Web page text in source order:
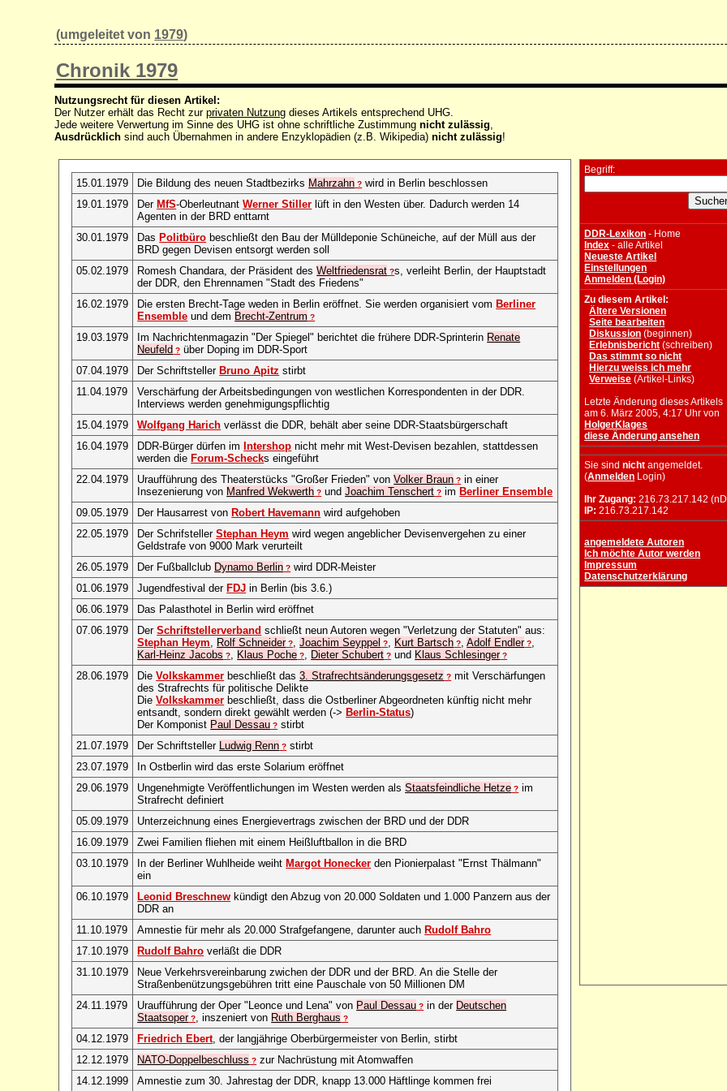
(umgeleitet von 1979)
Chronik 1979
Nutzungsrecht für diesen Artikel:
Der Nutzer erhält das Recht zurprivaten Nutzung dieses Artikels entsprechend UHG.
Jede weitere Verwertung im Sinne des UHG ist ohne schriftliche Zustimmungnicht zulässig
Ausdrücklich sind auch Übernahmen in andere Enzyklopädien (z.B. Wikipedia)nicht zulässig!
15.01.1979 Die Bildung des neuen Stadtbezirks Mahrzahn ? wird in Berlin beschlossen
19.01.1979
Der MfS-OberleutnantWerner Stiller lüft in den Westen über. Dadurch werden 14
Agenten in der BRD enttarnt
30.01.1979
Das Politbüro beschließt den Bau der Mülldeponie Schüneiche, auf der Müll aus der
BRD gegen Devisen entsorgt werden soll
05.02.1979
Romesh Chandara, der Präsident desWeltfriedensrat ?s, verleiht Berlin, der Hauptstadt
der DDR, den Ehrennamen "Stadt des Friedens"
16.02.1979
Die ersten Brecht-Tage weden in Berlin eröffnet. Sie werden organisiert vom Berliner
Ensemble und dem Brecht-Zentrum ?
19.03.1979 Im Nachrichtenmagazin "Der Spiegel" berichtet die frühere DDR-Sprinterin Renate
Neufeld ? über Doping im DDR-Sport
07.04.1979
Der Schriftsteller Bruno Apitz stirbt
11.04.1979
Verschärfung der Arbeitsbedingungen von westlichen Korrespondenten in der DDR.
Interviews werden genehmigungspflichtig
15.04.1979
Wolfgang Harich verlässt die DDR, behält aber seine DDR-Staatsbürgerschaft
16.04.1979
DDR-Bürger dürfen im Intershop nicht mehr mit West-Devisen bezahlen, stattdessen
werden die Forum-Schecks eingeführt
22.04.1979
Uraufführung des Theaterstücks "Großer Frieden" vonVolker Braun ? in einer
Insezenierung von Manfred Wekwerth ? undJoachim Tenschert ? im Berliner Ensemble
09.05.1979
Der Hausarrest von Robert Havemann wird aufgehoben
22.05.1979
Der SchrifstellerStephan Heym wird wegen angeblicher Devisenvergehen zu einer
Geldstrafe von 9000 Mark verurteilt
26.05.1979
Der Fußballclub Dynamo Berlin ? wird DDR-Meister
01.06.1979
Jugendfestival der FDJ in Berlin (bis 3.6.)
06.06.1979
Das Palasthotel in Berlin wird eröffnet
07.06.1979
DerSchriftstellerverband schließt neun Autoren wegen "Verletzung der Statuten" aus:
Stephan Heym
Rolf Schneider? ,Joachim Seyppel ? Kurt Bartsch ? ,Adolf Endler?
Karl-Heinz Jacobs ? Klaus Poche ? Dieter Schubert ? und Klaus Schlesinger?
28.06.1979 DieVolkskammer beschließt das3. Strafrechtsänderungsgesetz ? mit Verschärfungen
des Strafrechts für politische Delikte
DieVolkskammer beschließt, dass die Ostberliner Abgeordneten künftig nicht mehr
entsandt, sondern direkt gewählt werden (-> Berlin-Status)
Der Komponist Paul Dessau ? stirbt
21.07.1979
Der Schriftsteller Ludwig Renn ? stirbt
23.07.1979
In Ostberlin wird das erste Solarium eröffnet
29.06.1979
Ungenehmigte Veröffentlichungen im Westen werden alsStaatsfeindliche Hetze ? im
Strafrecht definiert
05.09.1979
Unterzeichnung eines Energievertrags zwischen der BRD und der DDR
16.09.1979
Zwei Familien fliehen mit einem Heißluftballon in die BRD
03.10.1979
In der Berliner Wuhlheide weiht Margot Honecker den Pionierpalast "Ernst Thälmann"
ein
06.10.1979
Leonid Breschnew kündigt den Abzug von 20.000 Soldaten und 1.000 Panzern aus der
DDR an
11.10.1979
Amnestie für mehr als 20.000 Strafgefangene, darunter auch Rudolf Bahro
17.10.1979
Rudolf Bahro verläßt die DDR
31.10.1979
Neue Verkehrsvereinbarung zwichen der DDR und der BRD. An die Stelle der
Straßenbenützungsgebühren tritt eine Pauschale von 50 Millionen DM
24.11.1979
Uraufführung der Oper "Leonce und Lena" von Paul Dessau ? in der Deutschen
Staatsoper? , inszeniert von Ruth Berghaus ?
04.12.1979 Friedrich Ebert , der langjährige Oberbürgermeister von Berlin, stirbt
12.12.1979
NATO-Doppelbeschluss ? zur Nachrüstung mit Atomwaffen
14.12.1999
Amnestie zum 30. Jahrestag der DDR, knapp 13.000 Häftlinge kommen frei
Begriff:
DDR-Lexikon - Home
Index - alle Artikel
Neueste Artikel
Einstellungen
Anmelden (Login)
Zu diesem Artikel:
Ältere Versionen
Seite bearbeiten
Diskussion (beginnen)
Erlebnisbericht (schreiben)
Das stimmt so nicht
Hierzu weiss ich mehr
Verweise (Artikel-Links)
Letzte Änderung dieses Artikels
am 6. März 2005, 4:17 Uhr von
HolgerKlages
diese Änderung ansehen
Sie sindnicht angemeldet.
(Anmelden Login)
Ihr Zugang: 216.73.217.142
IP: 216.73.217.142
angemeldete Autoren
Ich möchte Autor werden
Impressum
Datenschutzerklärung